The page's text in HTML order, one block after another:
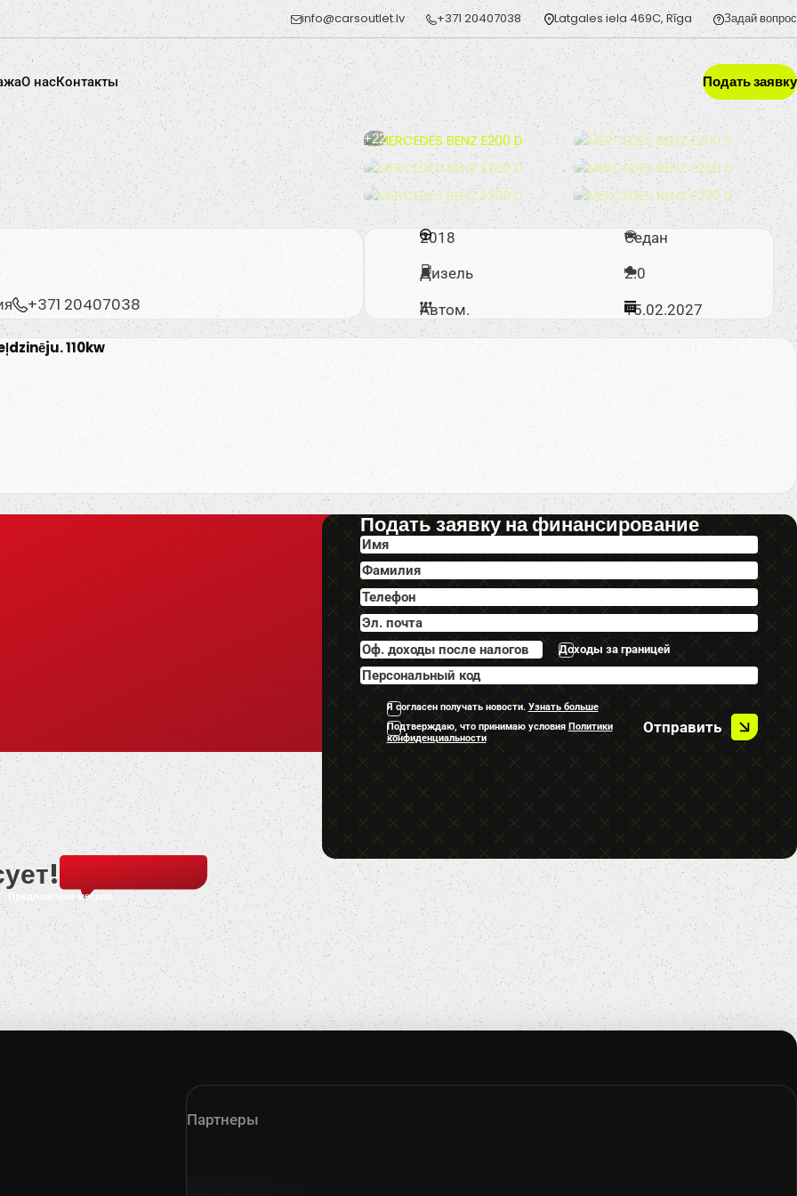
info@carsoutlet.lv +371 20407038 Latgales iela 469C, Rīga Задай вопрос
O насКонтакты Подать заявку
+22
+371 20407038
2018 Седан
Дизель 2.0
Автом. 15.02.2027
110kw
Подать заявку на финансирование
Доходы за границей
Я согласен получать новости. Узнать больше
Подтверждаю, что принимаю условия Политики
конфиденциальности
Отправить
Предложение месяца
Партнеры